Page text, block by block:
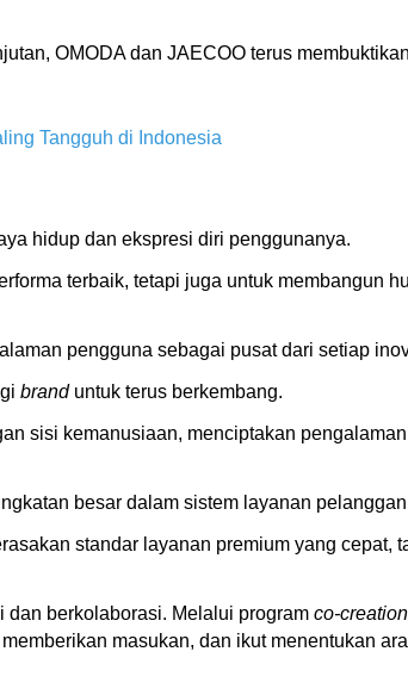
OMODA dan JAECOO terus
Tangguh di Indonesia
hidup dan ekspresi diri penggunanya.
terbaik, tetapi juga untuk membangun
pengguna sebagai pusat dari setiap
branduntuk terus berkembang.
sisi kemanusiaan, menciptakan
besar dalam sistem layanan
standar layanan premium yang cepat,
dan berkolaborasi. Melalui program co-creation
masukan, dan ikut menentukan